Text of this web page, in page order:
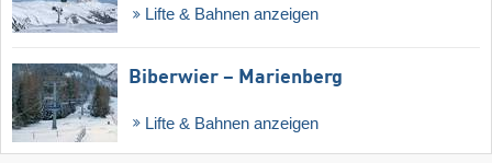
Lifte & Bahnen anzeigen
Biberwier – Marienberg
Lifte & Bahnen anzeigen